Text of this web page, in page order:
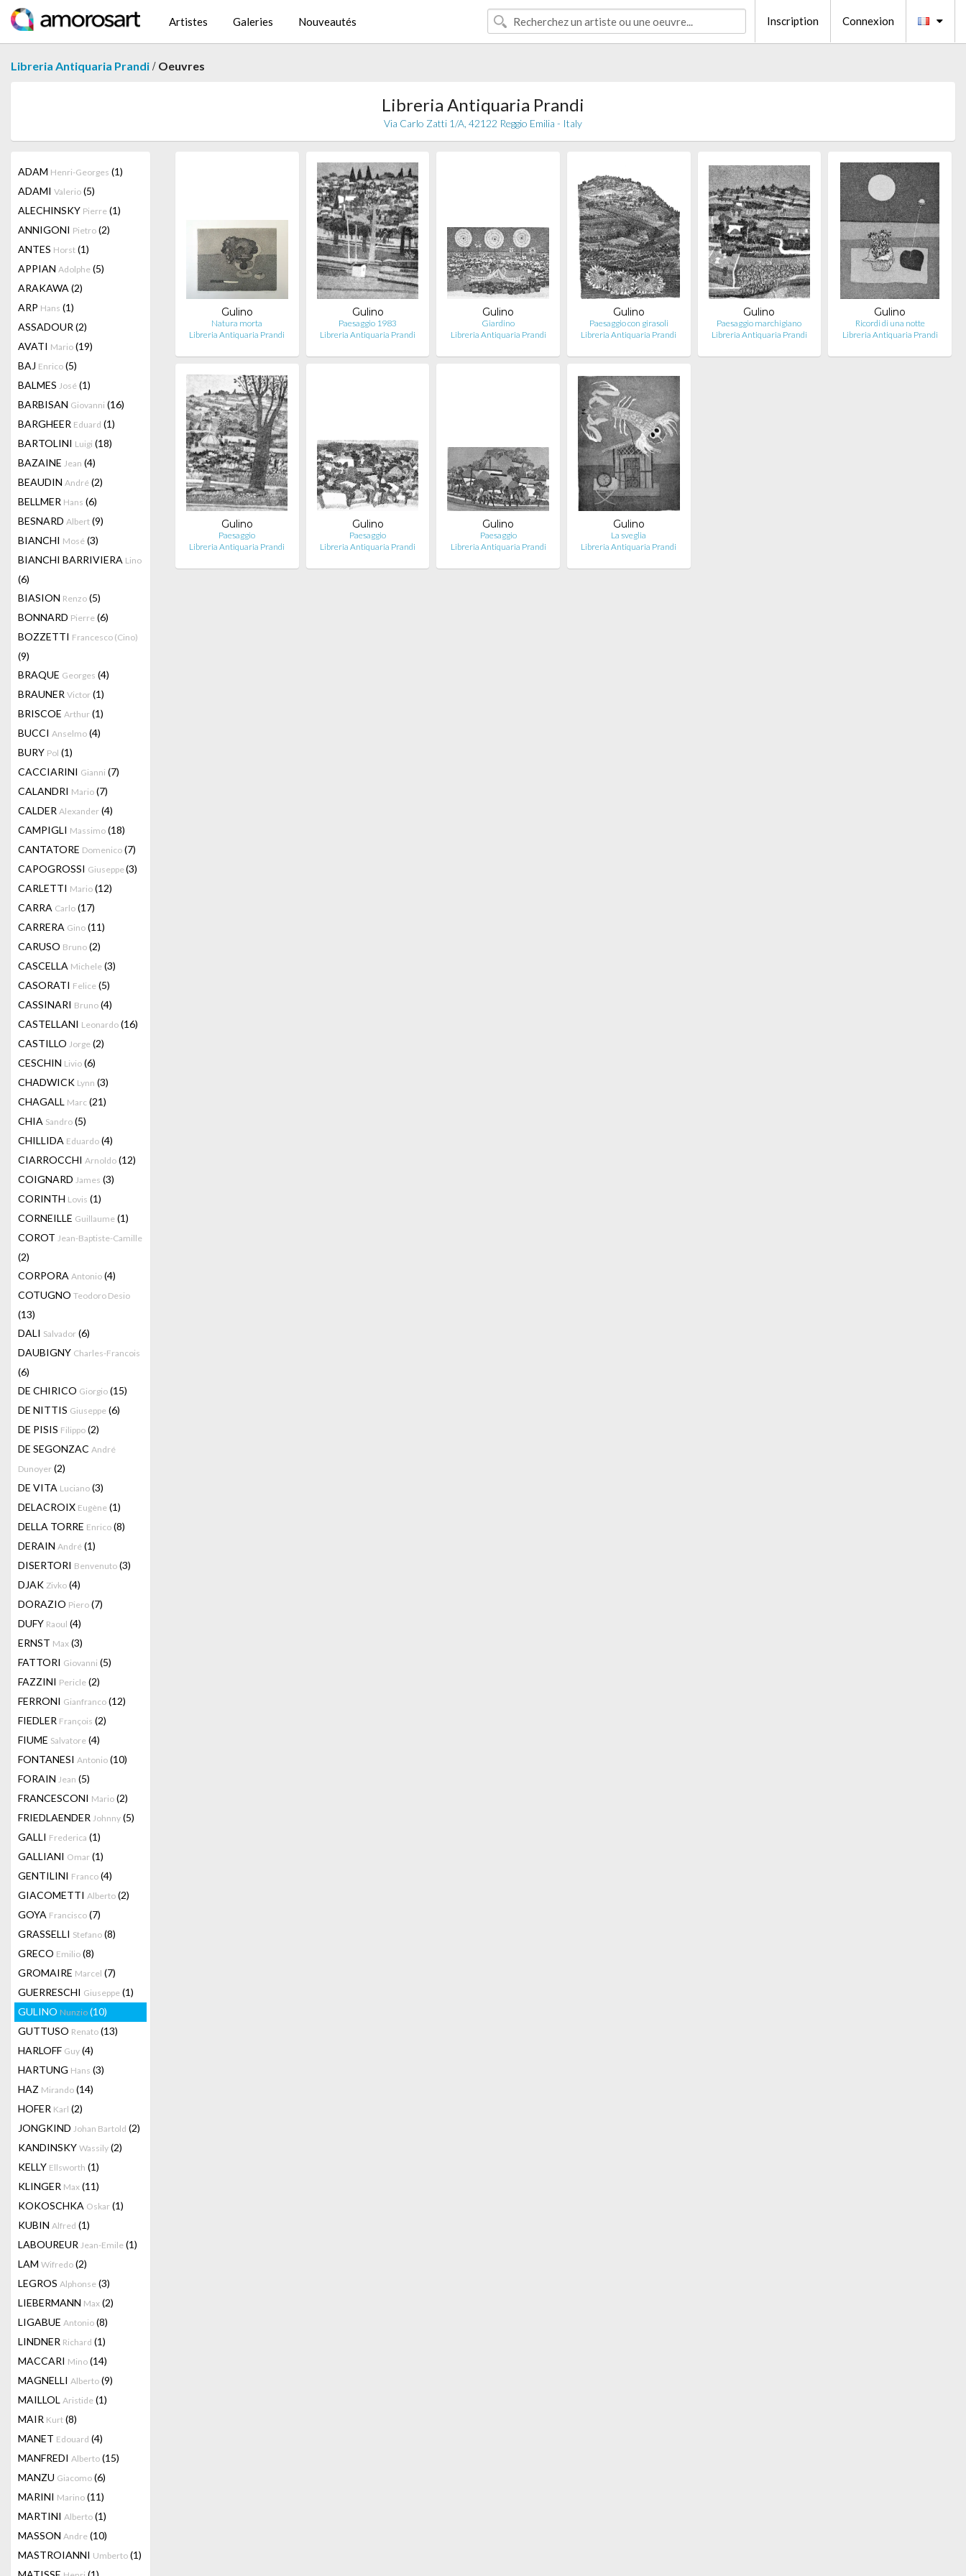
Artistes Galeries Nouveautés Inscription Connexion
Libreria Antiquaria Prandi / Oeuvres
Libreria Antiquaria Prandi
Via Carlo Zatti 1/A, 42122 Reggio Emilia - Italy
ADAM Henri-Georges (1)
ADAMI Valerio (5)
ALECHINSKY Pierre (1)
ANNIGONI Pietro (2)
ANTES Horst (1)
APPIAN Adolphe (5)
ARAKAWA (2)
ARP Hans (1)
ASSADOUR (2)
AVATI Mario (19)
BAJ Enrico (5)
BALMES José (1)
BARBISAN Giovanni (16)
BARGHEER Eduard (1)
BARTOLINI Luigi (18)
BAZAINE Jean (4)
BEAUDIN André (2)
BELLMER Hans (6)
BESNARD Albert (9)
BIANCHI Mosé (3)
BIANCHI BARRIVIERA Lino
(6)
BIASION Renzo (5)
BONNARD Pierre (6)
BOZZETTI Francesco (Cino)
(9)
BRAQUE Georges (4)
BRAUNER Victor (1)
BRISCOE Arthur (1)
BUCCI Anselmo (4)
BURY Pol (1)
CACCIARINI Gianni (7)
CALANDRI Mario (7)
CALDER Alexander (4)
CAMPIGLI Massimo (18)
CANTATORE Domenico (7)
CAPOGROSSI Giuseppe(3)
CARLETTI Mario (12)
CARRA Carlo (17)
CARRERA Gino (11)
CARUSO Bruno (2)
CASCELLA Michele (3)
CASORATI Felice (5)
CASSINARI Bruno (4)
CASTELLANI Leonardo (16)
CASTILLO Jorge (2)
CESCHIN Livio (6)
CHADWICK Lynn (3)
CHAGALL Marc (21)
CHIA Sandro (5)
CHILLIDA Eduardo (4)
CIARROCCHI Arnoldo (12)
COIGNARD James (3)
CORINTH Lovis (1)
CORNEILLE Guillaume (1)
COROT Jean-Baptiste-Camille
(2)
CORPORA Antonio (4)
COTUGNO Teodoro Desio
(13)
DALI Salvador (6)
DAUBIGNY Charles-Francois
(6)
DE CHIRICO Giorgio (15)
DE NITTIS Giuseppe (6)
DE PISIS Filippo (2)
DE SEGONZAC André
Dunoyer (2)
DE VITA Luciano (3)
DELACROIX Eugène (1)
DELLA TORRE Enrico (8)
DERAIN André (1)
DISERTORI Benvenuto (3)
DJAK Zivko (4)
DORAZIO Piero (7)
DUFY Raoul (4)
ERNST Max (3)
FATTORI Giovanni (5)
FAZZINI Pericle (2)
FERRONI Gianfranco (12)
FIEDLER François (2)
FIUME Salvatore (4)
FONTANESI Antonio (10)
FORAIN Jean (5)
FRANCESCONI Mario (2)
FRIEDLAENDER Johnny (5)
GALLI Frederica (1)
GALLIANI Omar (1)
GENTILINI Franco (4)
GIACOMETTI Alberto (2)
GOYA Francisco (7)
GRASSELLI Stefano (8)
GRECO Emilio (8)
GROMAIRE Marcel (7)
GUERRESCHI Giuseppe (1)
GULINO Nunzio (10)
GUTTUSO Renato (13)
HARLOFF Guy (4)
HARTUNG Hans (3)
HAZ Mirando (14)
HOFER Karl (2)
JONGKIND Johan Bartold (2)
KANDINSKY Wassily (2)
KELLY Ellsworth (1)
KLINGER Max (11)
KOKOSCHKA Oskar (1)
KUBIN Alfred (1)
LABOUREUR Jean-Emile (1)
LAM Wifredo (2)
LEGROS Alphonse (3)
LIEBERMANN Max (2)
LIGABUE Antonio (8)
LINDNER Richard (1)
MACCARI Mino (14)
MAGNELLI Alberto (9)
MAILLOL Aristide (1)
MAIR Kurt (8)
MANET Edouard (4)
MANFREDI Alberto (15)
MANZU Giacomo (6)
MARINI Marino (11)
MARTINI Alberto (1)
MASSON Andre (10)
MASTROIANNI Umberto (1)
Gulino
Natura morta
Libreria Antiquaria Prandi
Gulino
Paesaggio 1983
Libreria Antiquaria Prandi
Gulino
Giardino
Libreria Antiquaria Prandi
Gulino
Paesaggio con girasoli
Libreria Antiquaria Prandi
Gulino
Paesaggio marchigiano
Libreria Antiquaria Prandi
Gulino
Ricordi di una notte
Libreria Antiquaria Prandi
Gulino
Paesaggio
Libreria Antiquaria Prandi
Gulino
Paesaggio
Libreria Antiquaria Prandi
Gulino
Paesaggio
Libreria Antiquaria Prandi
Gulino
La sveglia
Libreria Antiquaria Prandi